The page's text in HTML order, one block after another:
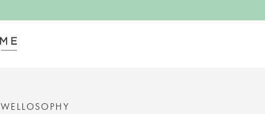
WELLOSOPHY